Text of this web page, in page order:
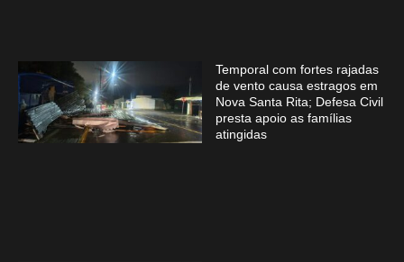
Temporal com fortes rajadas
de vento causa estragos em
Nova Santa Rita; Defesa Civil
presta apoio as famílias
atingidas